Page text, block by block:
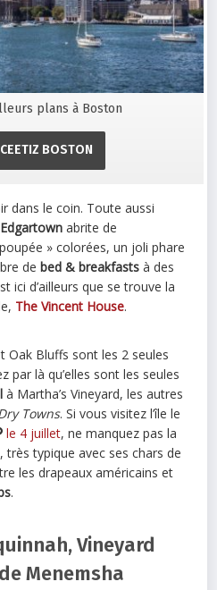
plans à Boston
CEETIZ BOSTON
dans le coin. Toute aussi
Edgartown abrite de
» colorées, un joli phare
debed & breakfasts à des
ici d’ailleurs que se trouve la
The Vincent House.
Oak Bluffs sont les 2 seules
par là qu’elles sont les seules
à Martha’s Vineyard, les autres
Towns. Si vous visitez l’île le
le 4 juillet, ne manquez pas la
très typique avec ses chars de
les drapeaux américains et
.
Vineyard
Menemsha